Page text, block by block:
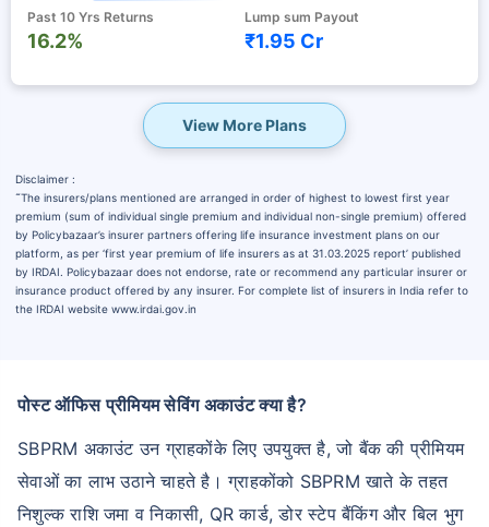
Past 10 Yrs Returns
16.2%
Lump sum Payout
₹1.95 Cr
View More Plans
Disclaimer :
˜The insurers/plans mentioned are arranged in order of highest to lowest first year
premium (sum of individual single premium and individual non-single premium) offered
by Policybazaar’s insurer partners offering life insurance investment plans on our
platform, as per ‘first year premium of life insurers as at 31.03.2025 report’ published
by IRDAI. Policybazaar does not endorse, rate or recommend any particular insurer or
insurance product offered by any insurer. For complete list of insurers in India refer to
the IRDAI website www.irdai.gov.in
पोस्ट ऑफिस प्रीमियम सेविंग अकाउंट क्या है?
SBPRM अकाउंट उन ग्राहकोंके लिए उपयुक्त है, जो बैंक की प्रीमियम
सेवाओं का लाभ उठाने चाहते है। ग्राहकोंको SBPRM खाते के तहत
निशुल्क राशि जमा व निकासी, QR कार्ड, डोर स्टेप बैंकिंग और बिल भुग